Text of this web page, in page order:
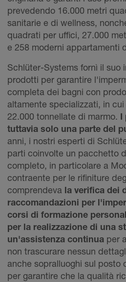
prevedendo 16.000 metri
sanitarie e di wellness,
quadrati per uffici, 27.000
e 258 moderni appartamenti
Schlüter-Systems fornì il suo
prodotti per garantire
completa dei bagni con
altamente specializzati, in
22.000 tonnellate di marmo. I
tuttavia solo una parte del
anni, i nostri esperti di
parti coinvolte un pacchetto
completo, in particolare a
contraente per le rifiniture
comprendeva la verifica dei
raccomandazioni per
corsi di formazione
per la realizzazione di una
un'assistenza continua per
non trascurare nessun
anche sopralluoghi sul posto
per garantire che la qualità